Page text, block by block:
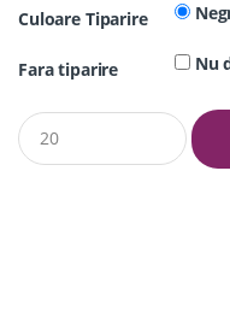
Culoare Tiparire
Fara tiparire Nu
Q
u
a